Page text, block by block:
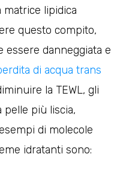
matrice lipidica
questo compito,
essere danneggiata e
di acqua trans
la TEWL, gli
più liscia,
di molecole
idratanti sono: